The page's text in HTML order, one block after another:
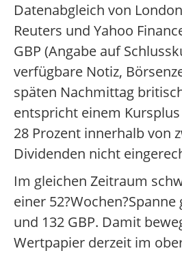
Datenabgleich von
Reuters und Yahoo
GBP (Angabe auf
verfügbare Notiz,
späten Nachmittag
entspricht einem
28 Prozent innerhalb von
Dividenden nicht
Im gleichen Zeitraum
einer
und 132 GBP. Damit
Wertpapier derzeit im